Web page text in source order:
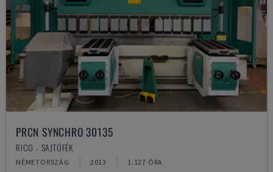
PRCN SYNCHRO 30135
RICO - SAJTÓFÉK
NÉMETORSZÁG 2013 1.127 ÓRA